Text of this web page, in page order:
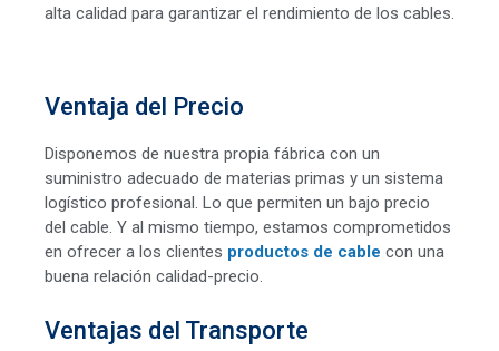
alta calidad para garantizar el rendimiento de los cables.
Ventaja del Precio
Disponemos de nuestra propia fábrica con un
suministro adecuado de materias primas y un sistema
logístico profesional. Lo que permiten un bajo precio
del cable. Y al mismo tiempo, estamos comprometidos
en ofrecer a los clientes productos de cable con una
buena relación calidad-precio.
Ventajas del Transporte